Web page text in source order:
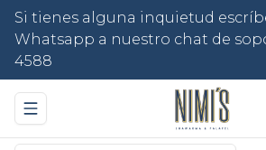
Si tienes alguna inquietud
Whatsapp a nuestro chat de
4588
Abrir menu de navegación